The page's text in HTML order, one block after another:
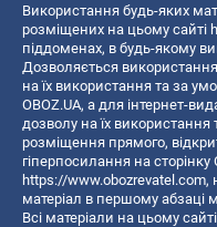
Використання будь-яких
розміщених на цьому сайті
піддоменах, в будь-якому
Дозволяється
на їх використання та за
OBOZ.UA, а для інтернет-
дозволу на їх
розміщення прямого,
гіперпосилання на
https://www.obozrevatel.com,
матеріал в першому абзаці
Всі матеріали на цьому